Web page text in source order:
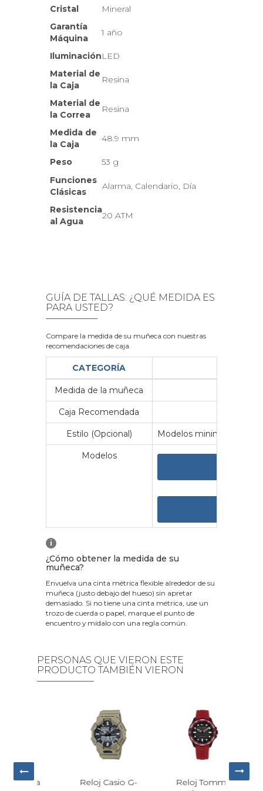
Cristal
Mineral
Garantía
Máquina
1 año
IluminaciónLED
Material de
la Caja
Resina
Material de
la Correa
Resina
Medida de
la Caja
48.9 mm
Peso
53 g
Funciones
Clásicas
Alarma, Calendario, Día
Resistencia
al Agua
20 ATM
GUÍA DE TALLAS: ¿QUÉ MEDIDA ES
PARA USTED?
Compare la medida de su muñeca con nuestras
recomendaciones de caja.
CATEGORÍA
Medida de la muñeca
Caja Recomendada
Estilo (Opcional) Modelos minimalistas y
Modelos
i
¿Cómo obtener la medida de su
muñeca?
Envuelva una cinta métrica flexible alrededor de su
muñeca (justo debajo del hueso) sin apretar
demasiado. Si no tiene una cinta métrica, use un
trozo de cuerda o papel, marque el punto de
encuentro y mídalo con una regla común.
PERSONAS QUE VIERON ESTE
PRODUCTO TAMBIÉN VIERON
G-
Reloj Tommy
Tissot PR 100